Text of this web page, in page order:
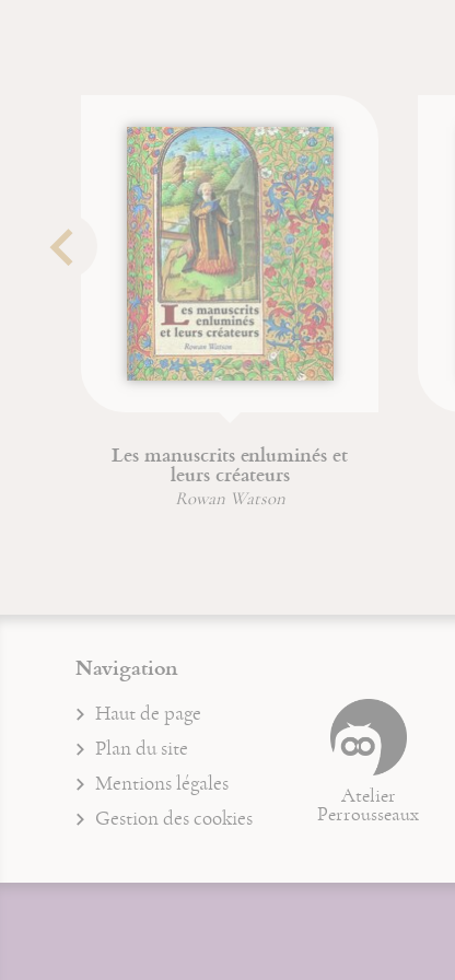
Sainte Marie-Madeleine
Jean-François Froger
Jean-Michel Sanchez
Navigation
Haut de page
Plan du site
Mentions légales
Gestion des cookies
Atelier
Perrousseaux